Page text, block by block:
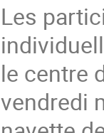
Les
le centre
vendredi